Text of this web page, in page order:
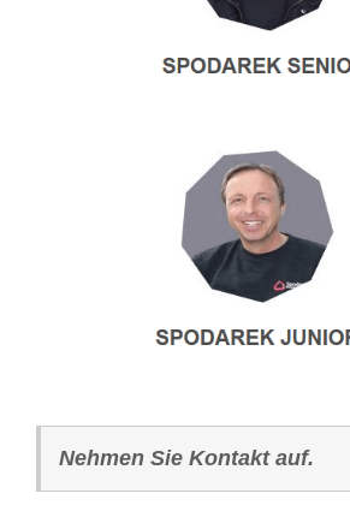
Nehmen Sie Kontakt auf.